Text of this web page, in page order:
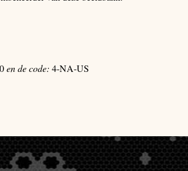
en de code: 4-NA-US